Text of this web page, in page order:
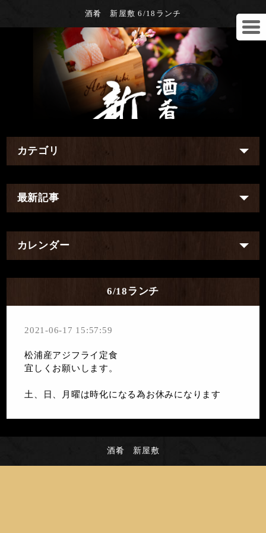
酒肴 新屋敷 6/18ランチ
カテゴリ
最新記事
カレンダー
6/18ランチ
2021-06-17 15:57:59
松浦産アジフライ定食
宜しくお願いします。
土、日、月曜は時化になる為お休みになります
酒肴 新屋敷